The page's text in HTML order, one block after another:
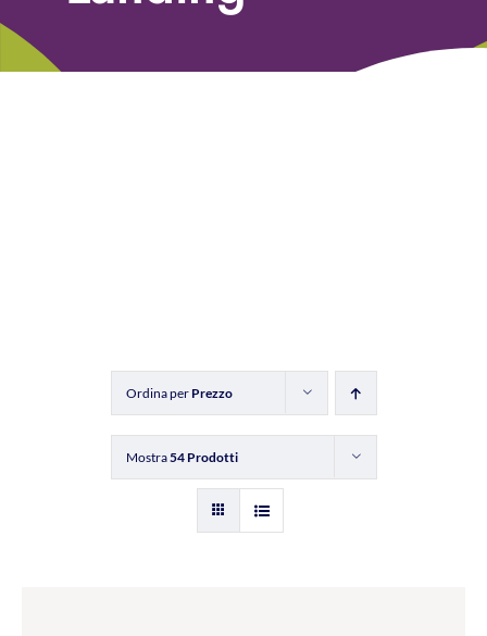
Fundraising Academy
Ordina per Prezzo
Mostra54 Prodotti